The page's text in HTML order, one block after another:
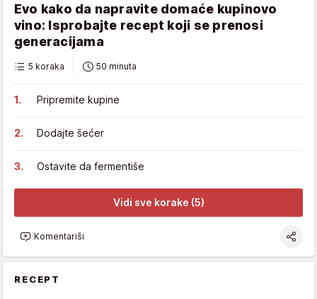
Evo kako da napravite domaće kupinovo
vino: Isprobajte recept koji se prenosi
generacijama
5 koraka 50 minuta
Pripremite kupine
Dodajte šećer
Ostavite da fermentiše
Vidi sve korake (5)
Komentariši
RECEPT